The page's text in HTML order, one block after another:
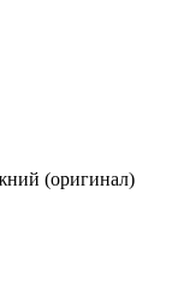
(оригинал)